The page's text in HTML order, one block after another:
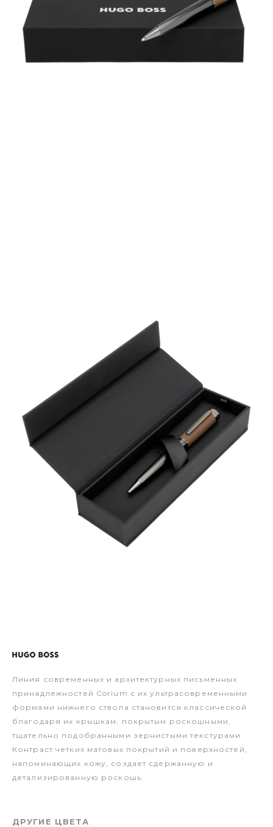
Линия современных и архитектурных письменных
принадлежностей Corium с их ультрасовременными
формами нижнего ствола становится классической
благодаря их крышкам, покрытым роскошными,
тщательно подобранными зернистыми текстурами.
Контраст четких матовых покрытий и поверхностей,
напоминающих кожу, создает сдержанную и
детализированную роскошь.
ДРУГИЕ ЦВЕТА